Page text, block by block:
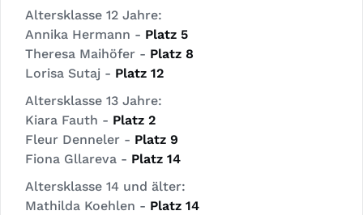
Altersklasse 12 Jahre:
Annika Hermann - Platz 5
Theresa Maihöfer - Platz 8
Lorisa Sutaj - Platz 12
Altersklasse 13 Jahre:
Kiara Fauth - Platz 2
Fleur Denneler - Platz 9
Fiona Gllareva - Platz 14
Altersklasse 14 und älter:
Mathilda Koehlen - Platz 14